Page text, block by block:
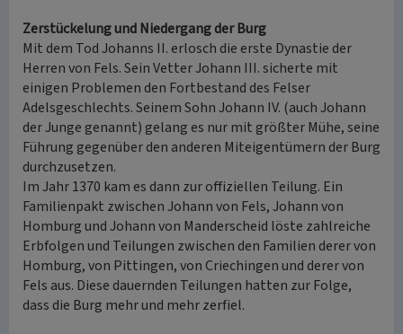
Zerstückelung und Niedergang der Burg
Mit dem Tod Johanns II. erlosch die erste Dynastie der
Herren von Fels. Sein Vetter Johann III. sicherte mit
einigen Problemen den Fortbestand des Felser
Adelsgeschlechts. Seinem Sohn Johann IV. (auch Johann
der Junge genannt) gelang es nur mit größter Mühe, seine
Führung gegenüber den anderen Miteigentümern der Burg
durchzusetzen.
Im Jahr 1370 kam es dann zur offiziellen Teilung. Ein
Familienpakt zwischen Johann von Fels, Johann von
Homburg und Johann von Manderscheid löste zahlreiche
Erbfolgen und Teilungen zwischen den Familien derer von
Homburg, von Pittingen, von Criechingen und derer von
Fels aus. Diese dauernden Teilungen hatten zur Folge,
dass die Burg mehr und mehr zerfiel.